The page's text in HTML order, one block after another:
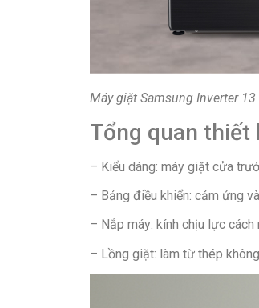
Máy giặt Samsung Inverter
Tổng quan thiết
– Kiểu dáng: máy giặt cửa
– Bảng điều khiển: cảm ứng
– Nắp máy: kính chịu lực
– Lồng giặt: làm từ thép